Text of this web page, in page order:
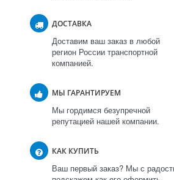
ДОСТАВКА
Доставим ваш заказ в любой
регион России транспортной
компанией.
МЫ ГАРАНТИРУЕМ
Мы гордимся безупречной
репутацией нашей компании.
КАК КУПИТЬ
Ваш первый заказ? Мы с